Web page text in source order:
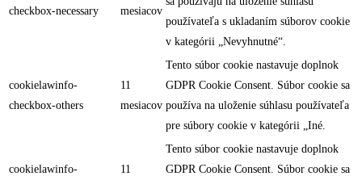
checkbox-necessary
mesiacov
používateľa s ukladaním súborov cookie
v kategórii „Nevyhnutné“.
cookielawinfo-
checkbox-others
11
mesiacov
Tento súbor cookie nastavuje doplnok
GDPR Cookie Consent. Súbor cookie sa
používa na uloženie súhlasu používateľa
pre súbory cookie v kategórii „Iné.
cookielawinfo-
11
Tento súbor cookie nastavuje doplnok
GDPR Cookie Consent. Súbor cookie sa